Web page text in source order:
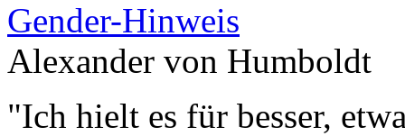
Gender-Hinweis
Alexander von Humboldt
"Ich hielt es für besser,